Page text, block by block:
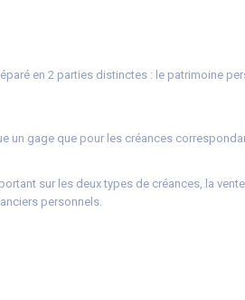
en 2 parties distinctes : le patrimoine
un gage que pour les créances
sur les deux types de créances, la
personnels.